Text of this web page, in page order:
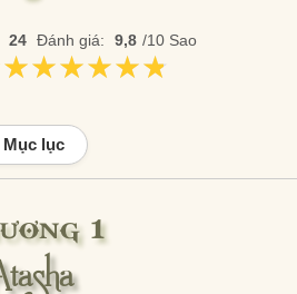
24 Đánh giá: 9,8 /10 Sao
lục
1